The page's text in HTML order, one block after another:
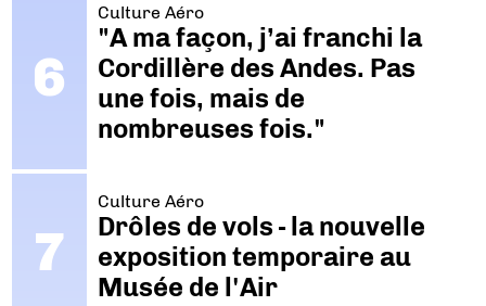
Culture Aéro
"A ma façon, j’ai franchi la
Cordillère des Andes. Pas
une fois, mais de
nombreuses fois."
Culture Aéro
Drôles de vols - la nouvelle
exposition temporaire au
Musée de l'Air